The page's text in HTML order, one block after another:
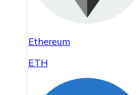
Ethereum
ETH